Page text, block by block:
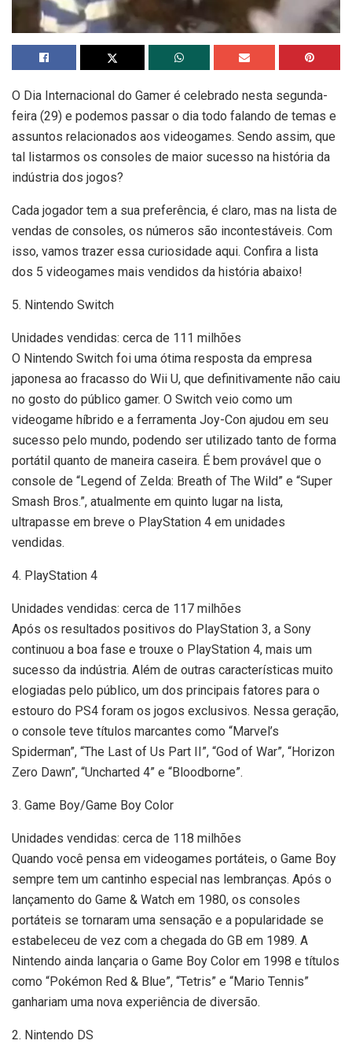
O Dia Internacional do Gamer é celebrado nesta segunda-
feira (29) e podemos passar o dia todo falando de temas e
assuntos relacionados aos videogames. Sendo assim, que
tal listarmos os consoles de maior sucesso na história da
indústria dos jogos?
Cada jogador tem a sua preferência, é claro, mas na lista de
vendas de consoles, os números são incontestáveis. Com
isso, vamos trazer essa curiosidade aqui. Confira a lista
dos 5 videogames mais vendidos da história abaixo!
5. Nintendo Switch
Unidades vendidas: cerca de 111 milhões
O Nintendo Switch foi uma ótima resposta da empresa
japonesa ao fracasso do Wii U, que definitivamente não caiu
no gosto do público gamer. O Switch veio como um
videogame híbrido e a ferramenta Joy-Con ajudou em seu
sucesso pelo mundo, podendo ser utilizado tanto de forma
portátil quanto de maneira caseira. É bem provável que o
console de “Legend of Zelda: Breath of The Wild” e “Super
Smash Bros.”, atualmente em quinto lugar na lista,
ultrapasse em breve o PlayStation 4 em unidades
vendidas.
4. PlayStation 4
Unidades vendidas: cerca de 117 milhões
Após os resultados positivos do PlayStation 3, a Sony
continuou a boa fase e trouxe o PlayStation 4, mais um
sucesso da indústria. Além de outras características muito
elogiadas pelo público, um dos principais fatores para o
estouro do PS4 foram os jogos exclusivos. Nessa geração,
o console teve títulos marcantes como “Marvel’s
Spiderman”, “The Last of Us Part II”, “God of War”, “Horizon
Zero Dawn”, “Uncharted 4” e “Bloodborne”.
3. Game Boy/Game Boy Color
Unidades vendidas: cerca de 118 milhões
Quando você pensa em videogames portáteis, o Game Boy
sempre tem um cantinho especial nas lembranças. Após o
lançamento do Game & Watch em 1980, os consoles
portáteis se tornaram uma sensação e a popularidade se
estabeleceu de vez com a chegada do GB em 1989. A
Nintendo ainda lançaria o Game Boy Color em 1998 e títulos
como “Pokémon Red & Blue”, “Tetris” e “Mario Tennis”
ganhariam uma nova experiência de diversão.
2. Nintendo DS